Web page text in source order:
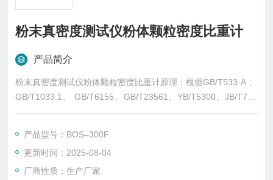
粉末真密度测试仪粉体颗粒密度比重计
产品简介
粉末真密度测试仪粉体颗粒密度比重计原理：根据GB/T533-A 、
GB/T1033.1、 GB/T6155、GB/T23561、YB/T5300、JB/T798
4.3、GB/T 1713、GB/T8929、GB/T1713、GB/T208、GB/T50
T8330、SL-237等。
产品型号：BOS–300F
更新时间：2025-08-04
厂商性质：生产厂家